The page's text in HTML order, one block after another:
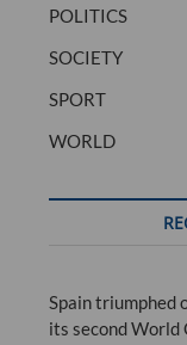
POLITICS
SOCIETY
SPORT
WORLD
Spain triumphed
its second World